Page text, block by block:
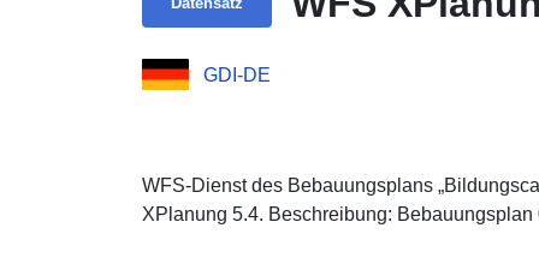
GDI-DE
WFS-Dienst des Bebauungsplans
XPlanung 5.4. Beschreibung: